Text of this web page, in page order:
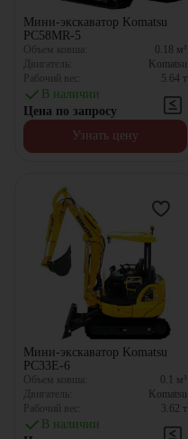
Мини-экскаватор Komatsu
PC58MR-5
Объем ковша: 0.18 м³
Двигатель:
Komatsu
Рабочий вес:
5.64 т
В наличии
Цена по запросу
Узнать цену
Мини-экскаватор Komatsu
PC33E-6
Объем ковша: 0.1 м³
Двигатель:
Komatsu
Рабочий вес:
3.62 т
В наличии